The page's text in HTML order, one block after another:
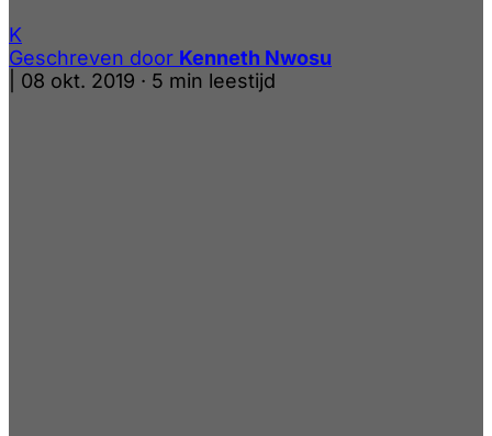
K
Geschreven door Kenneth Nwosu
08 okt. 2019 · 5 min leestijd